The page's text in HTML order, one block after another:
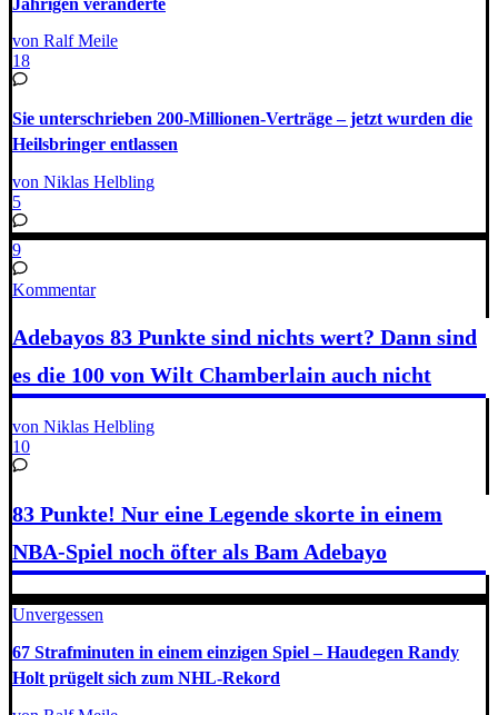
von Ralf Meile
18
Sie unterschrieben 200-Millionen-Verträge – jetzt wurden die
Heilsbringer entlassen
von Niklas Helbling
5
9
Kommentar
Adebayos 83 Punkte sind nichts wert? Dann sind
es die 100 von Wilt Chamberlain auch nicht
von Niklas Helbling
10
83 Punkte! Nur eine Legende skorte in einem
NBA-Spiel noch öfter als Bam Adebayo
Unvergessen
67 Strafminuten in einem einzigen Spiel – Haudegen Randy
Holt prügelt sich zum NHL-Rekord